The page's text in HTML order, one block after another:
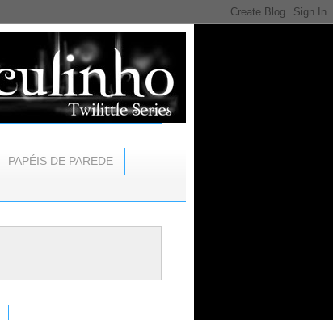
PAPÉIS DE PAREDE